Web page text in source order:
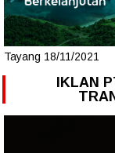
Tayang 18/11/2021
IKLAN